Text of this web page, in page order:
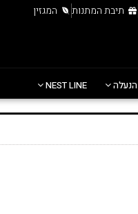
תיבת המתנות המגזין
הנעלה NEST LINE